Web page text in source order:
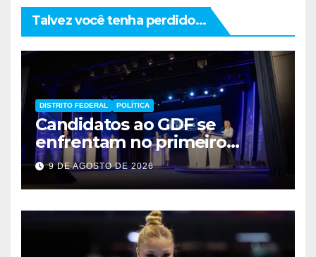
Talvez você tenha perdido...
DISTRITO FEDERAL POLÍTICA
Candidatos ao GDF se
enfrentam no primeiro
debate de 2026
9 DE AGOSTO DE 2026